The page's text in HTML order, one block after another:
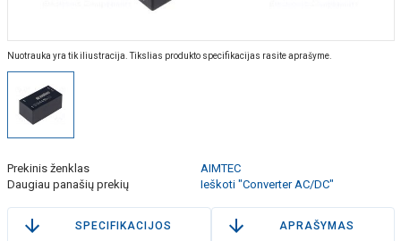
Nuotrauka yra tik iliustracija. Tikslias produkto specifikacijas rasite aprašyme.
Prekinis ženklas
AIMTEC
Daugiau panašių prekių
Ieškoti "Converter AC/DC"
SPECIFIKACIJOS APRAŠYMAS